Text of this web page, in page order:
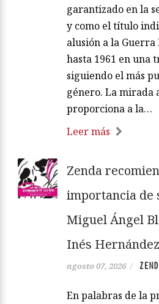
garantizado en la
y como el título
alusión a la
hasta 1961 en una
siguiendo el más
género. La mirada
proporciona a la…
Leer más
Zenda
importancia de
Miguel Ángel
Inés Hernández
agosto 07, 2026 /
En palabras de la